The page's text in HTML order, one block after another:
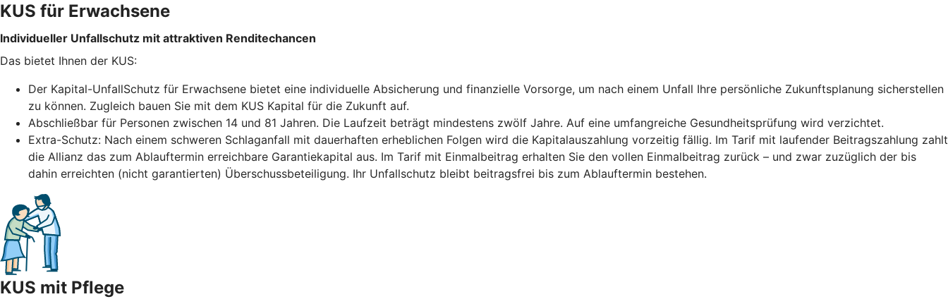
KUS für Erwachsene
Individueller Unfallschutz mit attraktiven Renditechancen
Das bietet Ihnen der KUS:
Der Kapital-UnfallSchutz für Erwachsene bietet eine individuelle Absicherung und finanzielle Vorsorge, um nach einem Unfall Ihre persönliche Zukunftsplanung sicherstellen
zu können. Zugleich bauen Sie mit dem KUS Kapital für die Zukunft auf.
Abschließbar für Personen zwischen 14 und 81 Jahren. Die Laufzeit beträgt mindestens zwölf Jahre. Auf eine umfangreiche Gesundheitsprüfung wird verzichtet.
Extra-Schutz: Nach einem schweren Schlaganfall mit dauerhaften erheblichen Folgen wird die Kapitalauszahlung vorzeitig fällig. Im Tarif mit laufender Beitragszahlung zahlt
die Allianz das zum Ablauftermin erreichbare Garantiekapital aus. Im Tarif mit Einmalbeitrag erhalten Sie den vollen Einmalbeitrag zurück – und zwar zuzüglich der bis
dahin erreichten (nicht garantierten) Überschussbeteiligung. Ihr Unfallschutz bleibt beitragsfrei bis zum Ablauftermin bestehen.
KUS mit Pflege